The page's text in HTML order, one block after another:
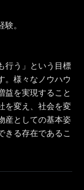
。
行う」という目標
。様々なノウハウ
益を実現すること
を変え、社会を変
産としての基本姿
きる存在であるこ